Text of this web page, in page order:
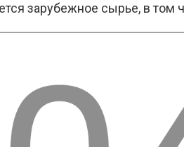
зарубежное сырье, в том